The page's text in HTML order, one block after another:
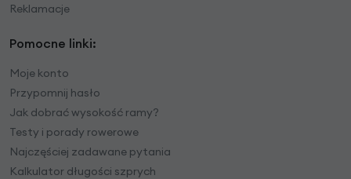
Reklamacje
Pomocne linki:
Moje konto
Przypomnij hasło
Jak dobrać wysokość ramy?
Testy i porady rowerowe
Najczęściej zadawane pytania
Kalkulator długości szprych